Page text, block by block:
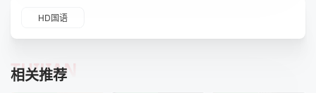
HD国语
相关推荐
TUIJIAN